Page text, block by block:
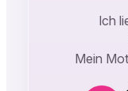
Ich
Mein